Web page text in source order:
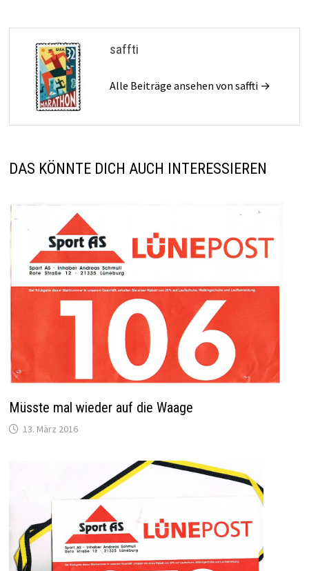
saffti
Alle Beiträge ansehen von saffti →
DAS KÖNNTE DICH AUCH INTERESSIEREN
Müsste mal wieder auf die Waage
13. März 2016